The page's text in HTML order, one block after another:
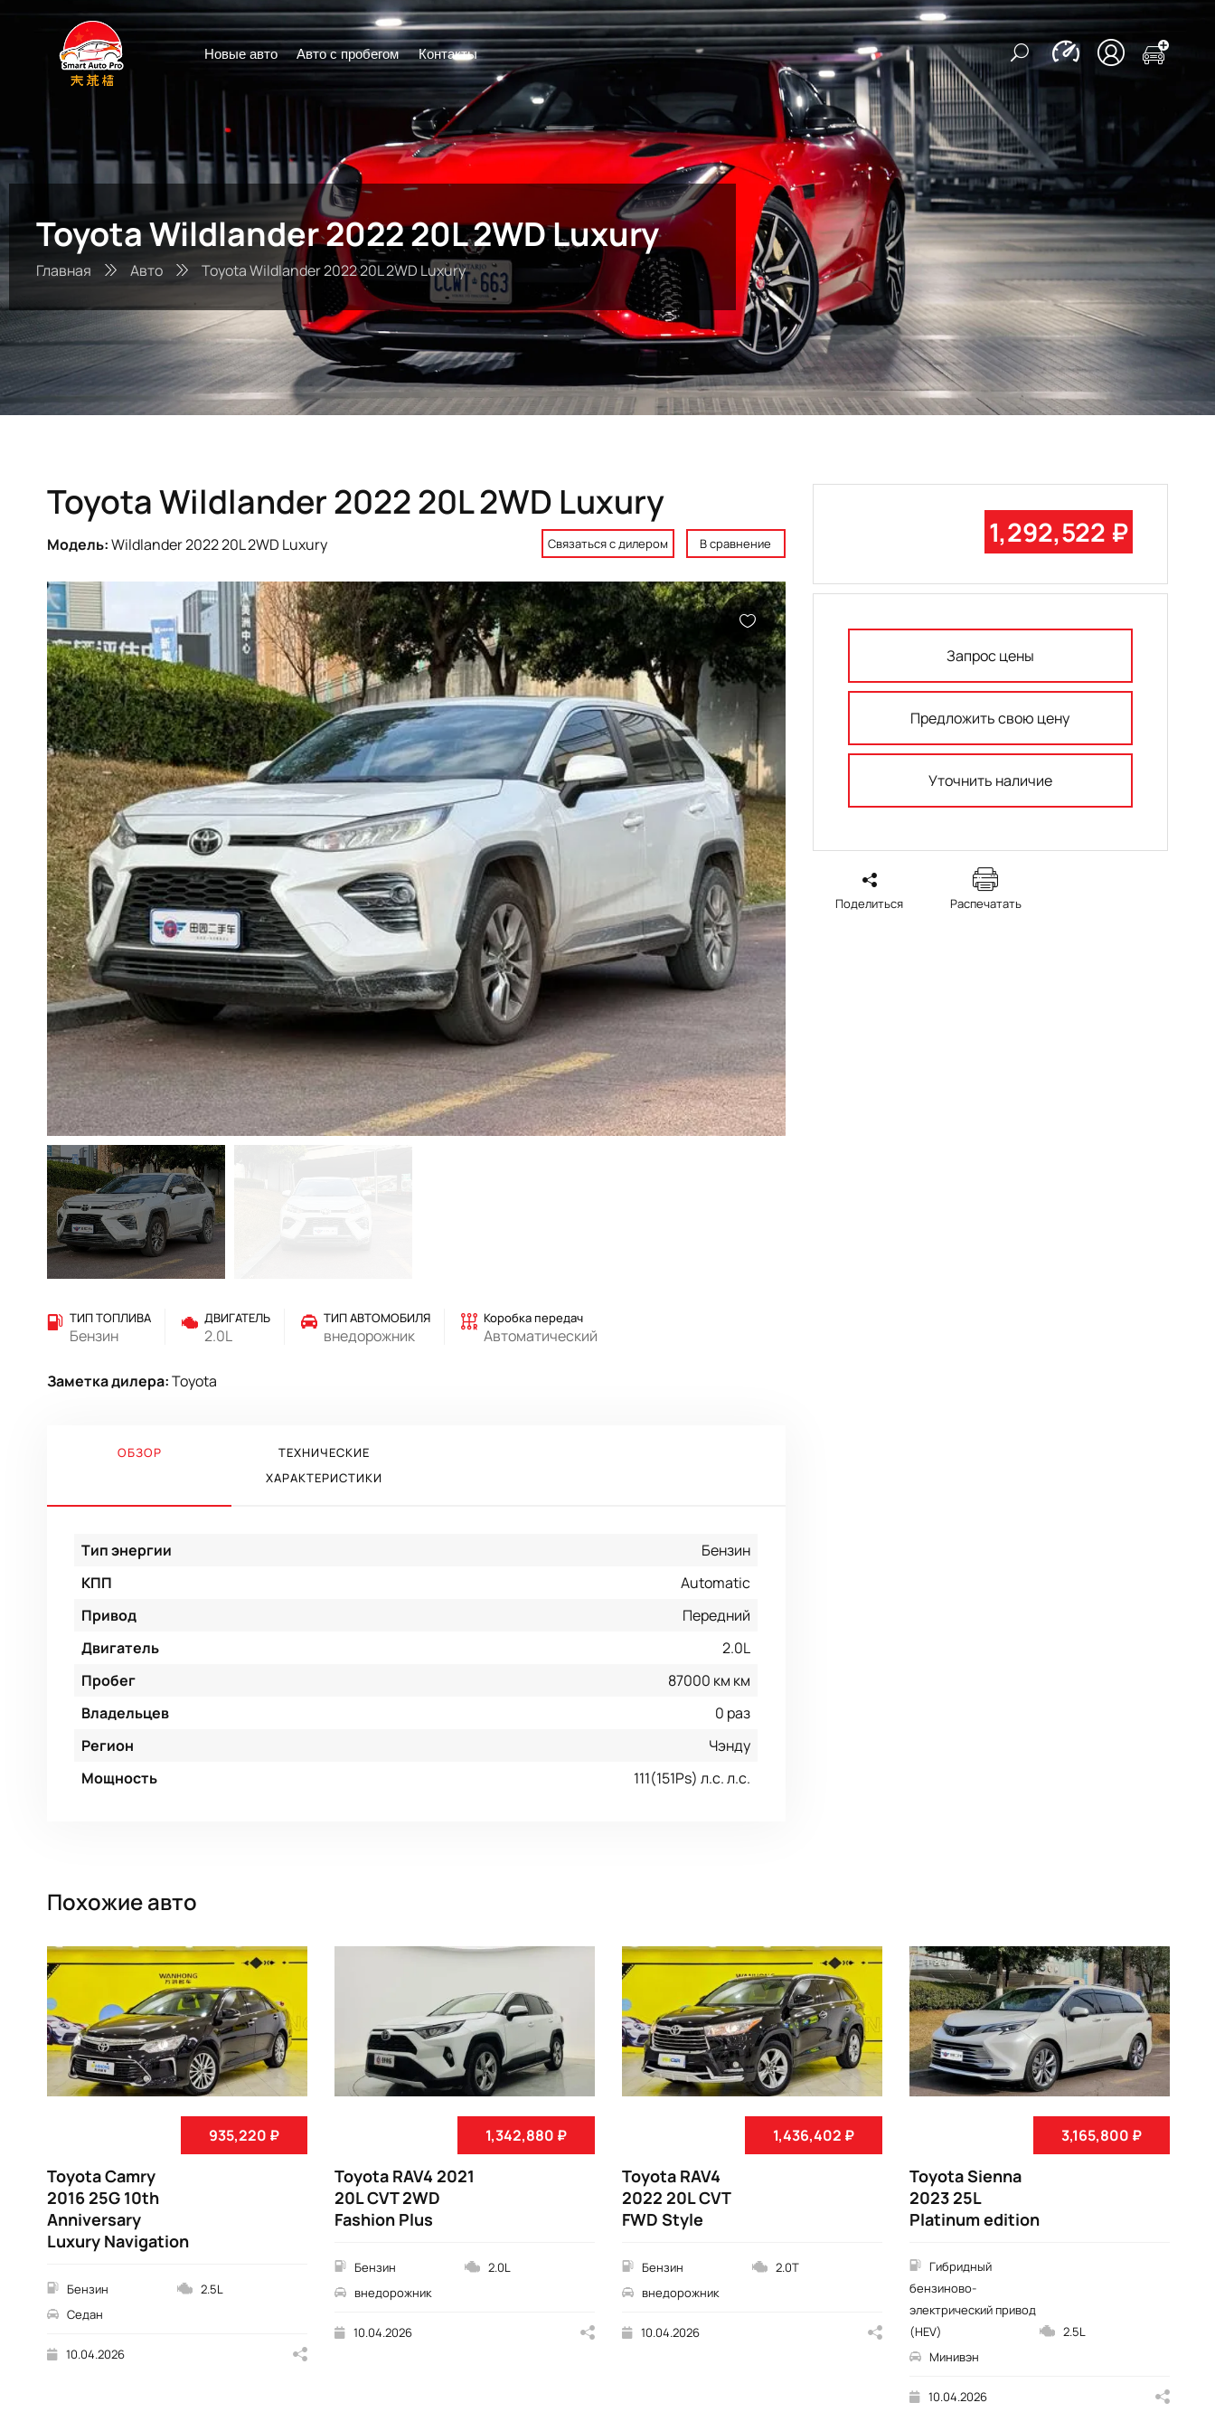
Новые авто Авто с пробегом Контакты
Toyota Wildlander 2022 20L 2WD Luxury
Главная Авто Toyota Wildlander 2022 20L 2WD Luxury
Toyota Wildlander 2022 20L 2WD Luxury
Модель:Wildlander 2022 20L 2WD Luxury Связаться с дилером В сравнение
ТИП ТОПЛИВА
Бензин
ДВИГАТЕЛЬ
2.0L
ТИП АВТОМОБИЛЯ
внедорожник
Коробка передач
Автоматический
Заметка дилера:Toyota
ОБЗОР
ТЕХНИЧЕСКИЕ
ХАРАКТЕРИСТИКИ
Тип энергии
Бензин
КПП
Automatic
Привод
Передний
Двигатель
2.0L
Пробег
87000 км км
Владельцев
0 раз
Регион
Чэнду
Мощность
111(151Ps) л.с. л.с.
1,292,522 ₽
Запрос цены
Предложить свою цену
Уточнить наличие
Поделиться Распечатать
Похожие авто
935,220 ₽
Toyota Camry
2016 25G 10th
Anniversary
Luxury Navigation
Бензин
2.5L
Седан
10.04.2026
1,342,880 ₽
Toyota RAV4 2021
20L CVT 2WD
Fashion Plus
Бензин
2.0L
внедорожник
10.04.2026
1,436,402 ₽
Toyota RAV4
2022 20L CVT
FWD Style
Бензин
2.0T
внедорожник
10.04.2026
3,165,800 ₽
Toyota Sienna
2023 25L
Platinum edition
Гибридный
бензиново-
электрический привод
(HEV)
2.5L
Минивэн
10.04.2026